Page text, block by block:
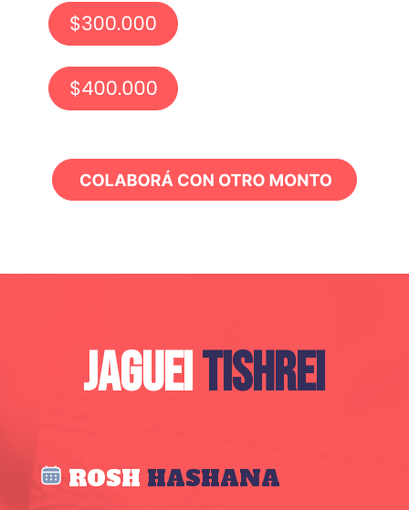
JAGUEITISHREI
ROSH HASHANA